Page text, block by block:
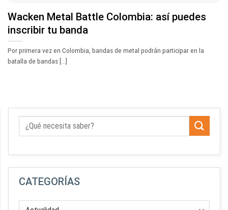
Wacken Metal Battle Colombia: así puedes
inscribir tu banda
Por primera vez en Colombia, bandas de metal podrán participar en la
batalla de bandas [...]
CATEGORÍAS